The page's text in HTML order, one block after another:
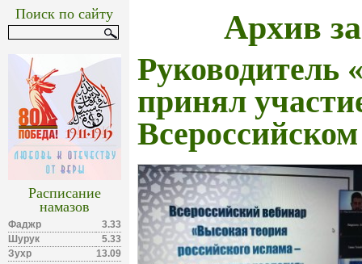
Поиск по сайту
Расписание
намазов
Фаджр
3.33
Шурук
5.33
Зухр
13.09
Архив
Руководитель
принял